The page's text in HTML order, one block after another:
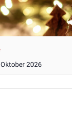
2026